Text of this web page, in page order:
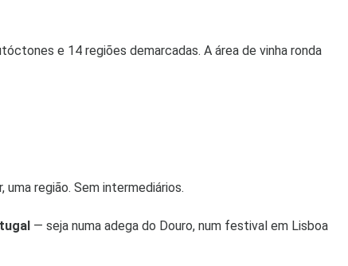
e 14 regiões demarcadas. A área de vinha ronda
região. Sem intermediários.
— seja numa adega do Douro, num festival em Lisboa